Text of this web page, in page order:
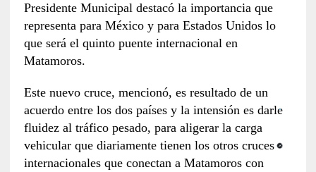
Presidente Municipal destacó la importancia que
representa para México y para Estados Unidos lo
que será el quinto puente internacional en
Matamoros.
Este nuevo cruce, mencionó, es resultado de un
acuerdo entre los dos países y la intensión es darle
fluidez al tráfico pesado, para aligerar la carga
vehicular que diariamente tienen los otros cruces
internacionales que conectan a Matamoros con